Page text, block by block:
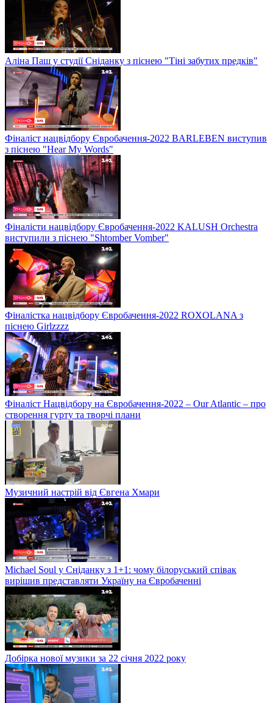
Аліна Паш у студії Сніданку з піснею "Тіні забутих предків"
Фіналіст нацвідбору Євробачення-2022 BARLEBEN виступив
з піснею "Hear My Words"
Фіналісти нацвідбору Євробачення-2022 KALUSH Orchestra
виступили з піснею "Shtomber Vomber"
Фіналістка нацвідбору Євробачення-2022 ROXOLANA з
піснею Girlzzzz
Фіналіст Нацвідбору на Євробачення-2022 – Our Atlantic – про
створення гурту та творчі плани
Музичний настрій від Євгена Хмари
Michael Soul у Сніданку з 1+1: чому білоруський співак
вирішив представляти Україну на Євробаченні
Добірка нової музики за 22 січня 2022 року